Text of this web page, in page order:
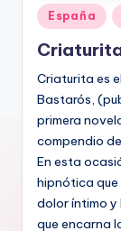
Publicado
en
España
Criaturita es
Bastarós,
primera
compendio
En esta
hipnótica que
dolor íntimo
que encarna